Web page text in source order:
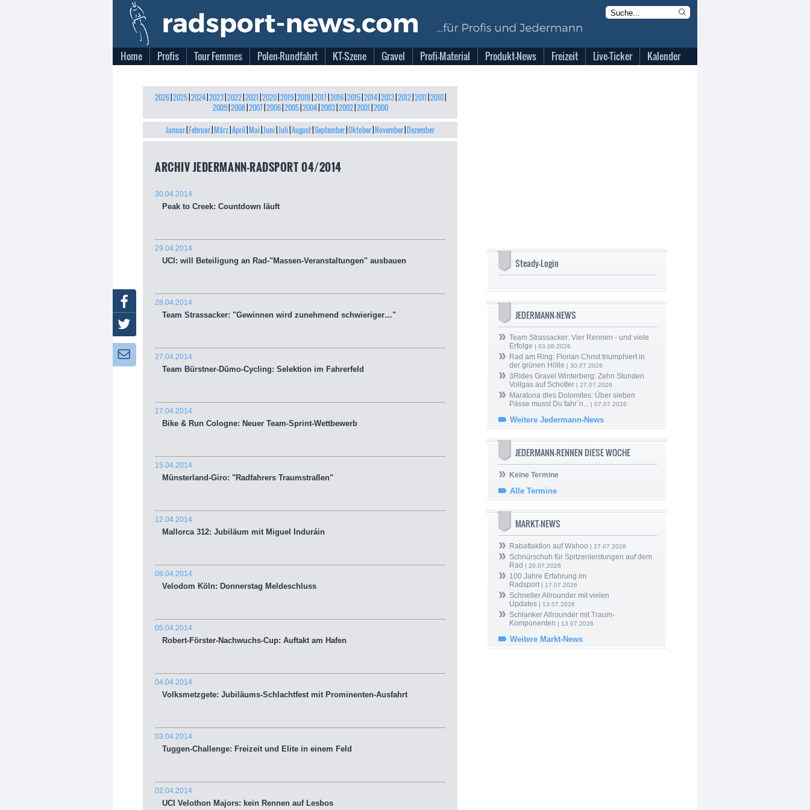
Home Profis Tour Femmes Polen-Rundfahrt KT-Szene Gravel Profi-Material Produkt-News Freizeit Live-Ticker Kalender
2026| 2025| 2024| 2023| 2022| 2021 2020| 2019| 2018| 2017| 2016| 2015| 2014| 2013| 2012| 2011 2010|
2009| 2008| 2007| 2006| 2005| 2004| 2003| 2002| 2001 2000
Januar Februar März April Mai Juni Juli August September Oktober November Dezember
ARCHIV JEDERMANN-RADSPORT 04/2014
30.04.2014
Peak to Creek: Countdown läuft
29.04.2014
UCI: will Beteiligung an Rad-"Massen-Veranstaltungen" ausbauen
28.04.2014
Team Strassacker: "Gewinnen wird zunehmend schwieriger…"
27.04.2014
Team Bürstner-Dümo-Cycling: Selektion im Fahrerfeld
17.04.2014
Bike & Run Cologne: Neuer Team-Sprint-Wettbewerb
15.04.2014
Münsterland-Giro: "Radfahrers Traumstraßen"
12.04.2014
Mallorca 312: Jubiläum mit Miguel Induráin
08.04.2014
Velodom Köln: Donnerstag Meldeschluss
05.04.2014
Robert-Förster-Nachwuchs-Cup: Auftakt am Hafen
04.04.2014
Volksmetzgete: Jubiläums-Schlachtfest mit Prominenten-Ausfahrt
03.04.2014
Tuggen-Challenge: Freizeit und Elite in einem Feld
02.04.2014
UCI Velothon Majors: kein Rennen auf Lesbos
Steady-Login
JEDERMANN-NEWS
Team Strassacker: Vier Rennen - und viele
Erfolge | 03.08.2026
Rad am Ring: Florian Christ triumphiert in
der grünen Hölle | 30.07.2026
3Rides Gravel Winterberg: Zehn Stunden
Vollgas auf Schotter | 27.07.2026
Maratona dles Dolomites: Über sieben
Pässe musst Du fahr´n... | 07.07.2026
Weitere Jedermann-News
JEDERMANN-RENNEN DIESE WOCHE
Keine Termine
Alle Termine
MARKT-NEWS
Rabattaktion auf Wahoo | 27.07.2026
Schnürschuh für Spitzenleistungen auf dem
Rad | 20.07.2026
100 Jahre Erfahrung im
Radsport| 17.07.2026
Schneller Allrounder mit vielen
Updates | 13.07.2026
Schlanker Allrounder mit Traum-
Komponenten | 13.07.2026
Weitere Markt-News
Facebook
Newsletter: